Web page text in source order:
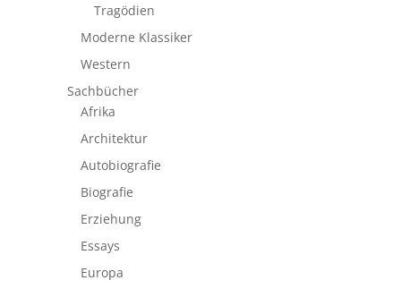
Tragödien
Moderne Klassiker
Western
Sachbücher
Afrika
Architektur
Autobiografie
Biografie
Erziehung
Essays
Europa